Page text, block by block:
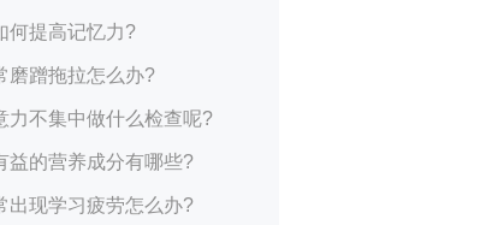
何提高记忆力?
磨蹭拖拉怎么办?
力不集中做什么检查呢?
益的营养成分有哪些?
出现学习疲劳怎么办?